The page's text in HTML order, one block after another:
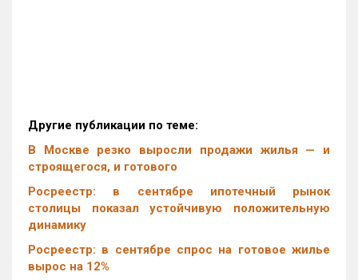
Другие публикации по теме:
В Москве резко выросли продажи жилья — и
строящегося, и готового
Росреестр: в сентябре ипотечный рынок
столицы показал устойчивую положительную
динамику
Росреестр: в сентябре спрос на готовое жилье
вырос на 12%